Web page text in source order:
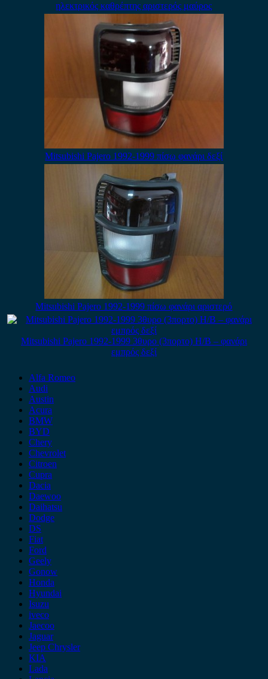
ηλεκτρικός καθρέπτης αριστερός μαύρος
Mitsubishi Pajero 1992-1999 πίσω φανάρι δεξί
Mitsubishi Pajero 1992-1999 πίσω φανάρι αριστερό
Mitsubishi Pajero 1992-1999 3θυρο (3πορτο) H/B – φανάρι
εμπρός δεξί
Alfa Romeo
Audi
Austin
Acura
BMW
BYD
Chery
Chevrolet
Citroen
Cupra
Dacia
Daewoo
Daihatsu
Dodge
DS
Fiat
Ford
Geely
Gonow
Honda
Hyundai
Isuzu
iveco
Jaecoo
Jaguar
Jeep Chrysler
KIA
Lada